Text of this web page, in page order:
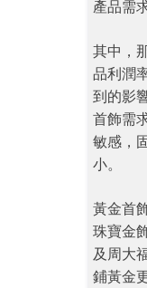
產品需
其中，
品利潤
到的影
首飾需
敏感，
小。
黃金首
珠寶金
及周大
鋪黃金